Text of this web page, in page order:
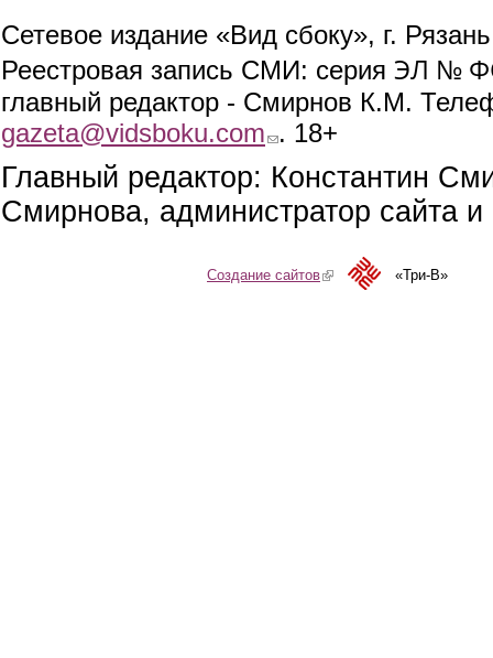
Сетевое издание «Вид сбоку», г.
Реестровая запись СМИ: серия ЭЛ №
главный редактор - Смирнов К.М.
gazeta@vidsboku.com (link sends e-mail)
. 18+
Главный редактор: Константин
Смирнова, администратор сайта
Создание сайтов(link is external)«Три-В»